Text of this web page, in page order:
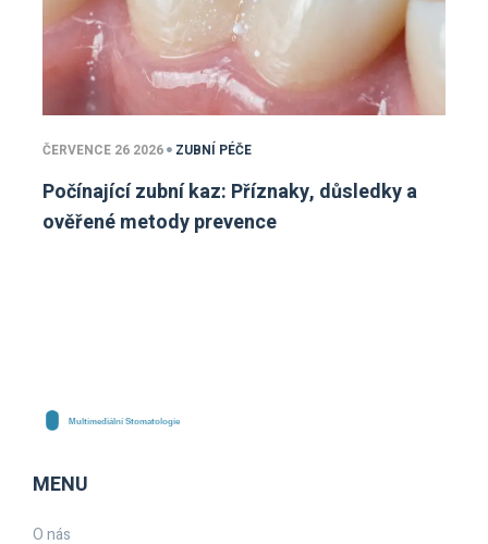
ČERVENCE 26 2026 ZUBNÍ PÉČE
Počínající zubní kaz: Příznaky, důsledky a
ověřené metody prevence
MENU
O nás